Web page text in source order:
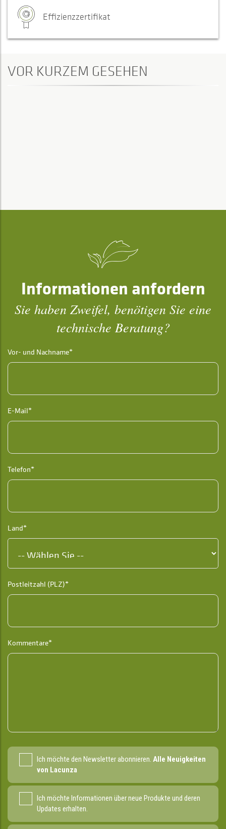
Effizienzzertifikat
VOR KURZEM GESEHEN
Informationen anfordern
Sie haben Zweifel, benötigen Sie eine
technische Beratung?
Vor- und Nachname*
E-Mail*
Telefon*
Land*
Postleitzahl (PLZ)*
Kommentare*
Ich möchte den Newsletter abonnieren. Alle Neuigkeiten
von Lacunza
Ich möchte Informationen über neue Produkte und deren
Updates erhalten.